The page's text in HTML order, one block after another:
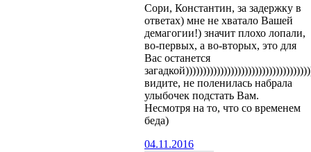
Сори, Константин, за задержку в
ответах) мне не хватало Вашей
демагогии!) значит плохо лопали,
во-первых, а во-вторых, это для
Вас останется
видите, не поленилась набрала
улыбочек подстать Вам.
Несмотря на то, что со временем
беда)
04.11.2016